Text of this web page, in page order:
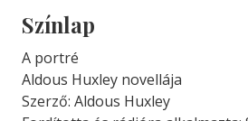
Színlap
A portré
Aldous Huxley novellája
Szerző: Aldous Huxley